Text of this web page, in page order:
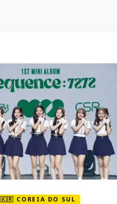
🇰🇷 COREIA DO SUL